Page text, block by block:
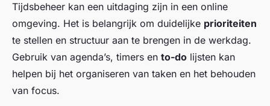
Tijdsbeheer kan een uitdaging zijn in een online
omgeving. Het is belangrijk om duidelijke prioriteiten
te stellen en structuur aan te brengen in de werkdag.
Gebruik van agenda’s, timers en to-do lijsten kan
helpen bij het organiseren van taken en het behouden
van focus.